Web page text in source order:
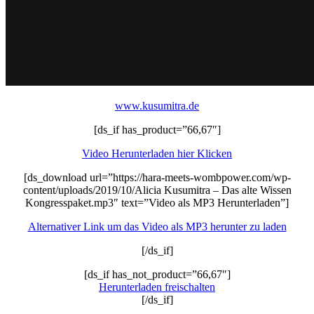
www.kusumitra.de
[ds_if has_product=”66,67″]
Video Herunterladen hier Klicken
[ds_download url=”https://hara-meets-wombpower.com/wp-
content/uploads/2019/10/Alicia Kusumitra – Das alte Wissen
Kongresspaket.mp3″ text=”Video als MP3 Herunterladen”]
Alternativer Link um das Video als MP3 herunter zu laden
[/ds_if]
[ds_if has_not_product=”66,67″]
Herunterladen freischalten
[/ds_if]